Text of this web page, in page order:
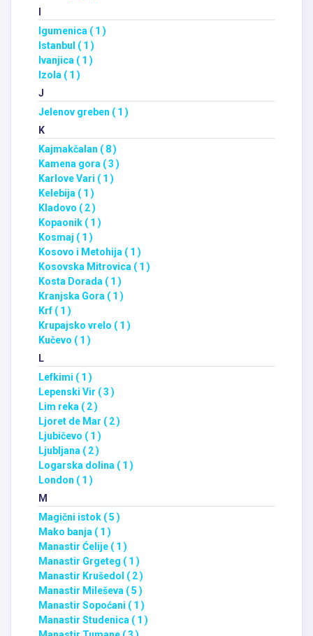
Igumenica ( 1 )
Istanbul ( 1 )
Ivanjica ( 1 )
Izola ( 1 )
J
Jelenov greben ( 1 )
K
Kajmakčalan ( 8 )
Kamena gora ( 3 )
Karlove Vari ( 1 )
Kelebija ( 1 )
Kladovo ( 2 )
Kopaonik ( 1 )
Kosmaj ( 1 )
Kosovo i Metohija ( 1 )
Kosovska Mitrovica ( 1 )
Kosta Dorada ( 1 )
Kranjska Gora ( 1 )
Krf ( 1 )
Krupajsko vrelo ( 1 )
Kučevo ( 1 )
L
Lefkimi ( 1 )
Lepenski Vir ( 3 )
Lim reka ( 2 )
Ljoret de Mar ( 2 )
Ljubičevo ( 1 )
Ljubljana ( 2 )
Logarska dolina ( 1 )
London ( 1 )
M
Magični istok ( 5 )
Mako banja ( 1 )
Manastir Ćelije ( 1 )
Manastir Grgeteg ( 1 )
Manastir Krušedol ( 2 )
Manastir Mileševa ( 5 )
Manastir Sopoćani ( 1 )
Manastir Studenica ( 1 )